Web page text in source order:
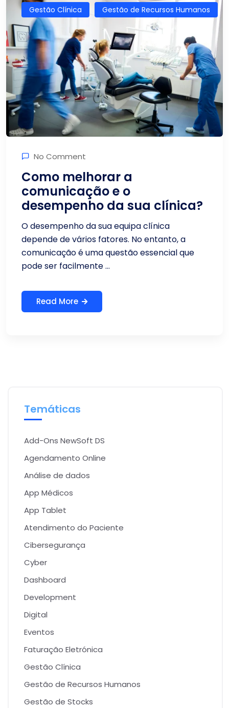
Gestão Clínica Gestão de Recursos Humanos
No Comment
Como melhorar a
comunicação e o
desempenho da sua clínica?
O desempenho da sua equipa clínica
depende de vários fatores. No entanto, a
comunicação é uma questão essencial que
pode ser facilmente ...
Read More
Temáticas
Add-Ons NewSoft DS
Agendamento Online
Análise de dados
App Médicos
App Tablet
Atendimento do Paciente
Cibersegurança
Cyber
Dashboard
Development
Digital
Eventos
Faturação Eletrónica
Gestão Clínica
Gestão de Recursos Humanos
Gestão de Stocks